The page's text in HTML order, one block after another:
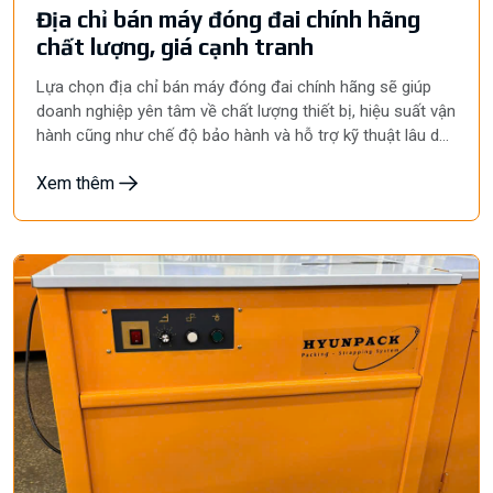
Địa chỉ bán máy đóng đai chính hãng
chất lượng, giá cạnh tranh
Lựa chọn địa chỉ bán máy đóng đai chính hãng sẽ giúp
doanh nghiệp yên tâm về chất lượng thiết bị, hiệu suất vận
hành cũng như chế độ bảo hành và hỗ trợ kỹ thuật lâu dài.
máy đóng đai chính hãng, đa dạng model từ bán tự động
quốc.
Xem thêm